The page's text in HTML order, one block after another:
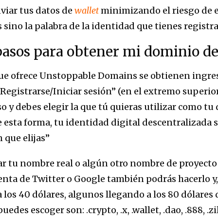
tus datos dewalletminimizando el riesgo de
sino la palabra de la identidad que tienes
para obtener mi dominio
ofrece Unstoppable Domains se obtienen
Iniciar sesión” (en el extremo
y debes elegir la que tú quieras utilizar como
esta forma, tu identidad digital descentralizada
que elijas”
tu nombre real o algún otro nombre de
de Twitter o Google también podrás hacerlo
los 40 dólares, algunos llegando a los 80
escoger son: .crypto, .x, .wallet, .dao, .888,